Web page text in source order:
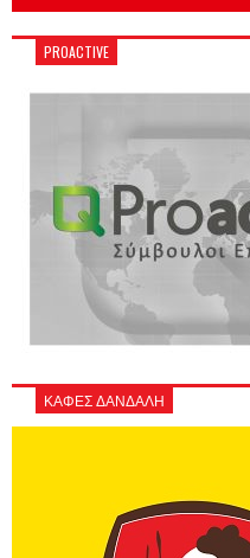
PROACTIVE
ΚΑΦΕΣ ΔΑΝΔΑΛΗ